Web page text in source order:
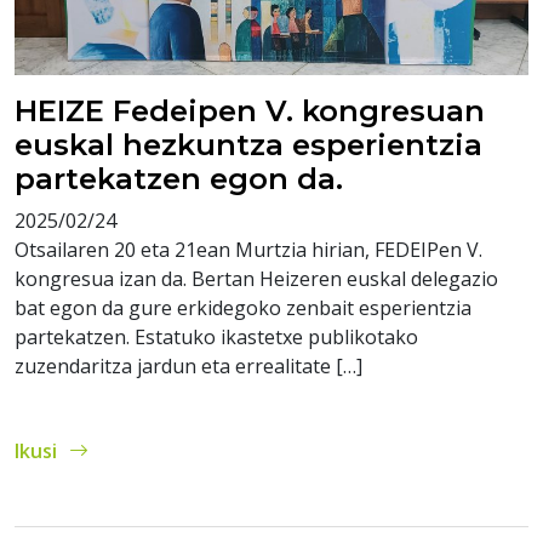
HEIZE Fedeipen V. kongresuan
euskal hezkuntza esperientzia
partekatzen egon da.
2025/02/24
Otsailaren 20 eta 21ean Murtzia hirian, FEDEIPen V.
kongresua izan da. Bertan Heizeren euskal delegazio
bat egon da gure erkidegoko zenbait esperientzia
partekatzen. Estatuko ikastetxe publikotako
zuzendaritza jardun eta errealitate […]
Ikusi